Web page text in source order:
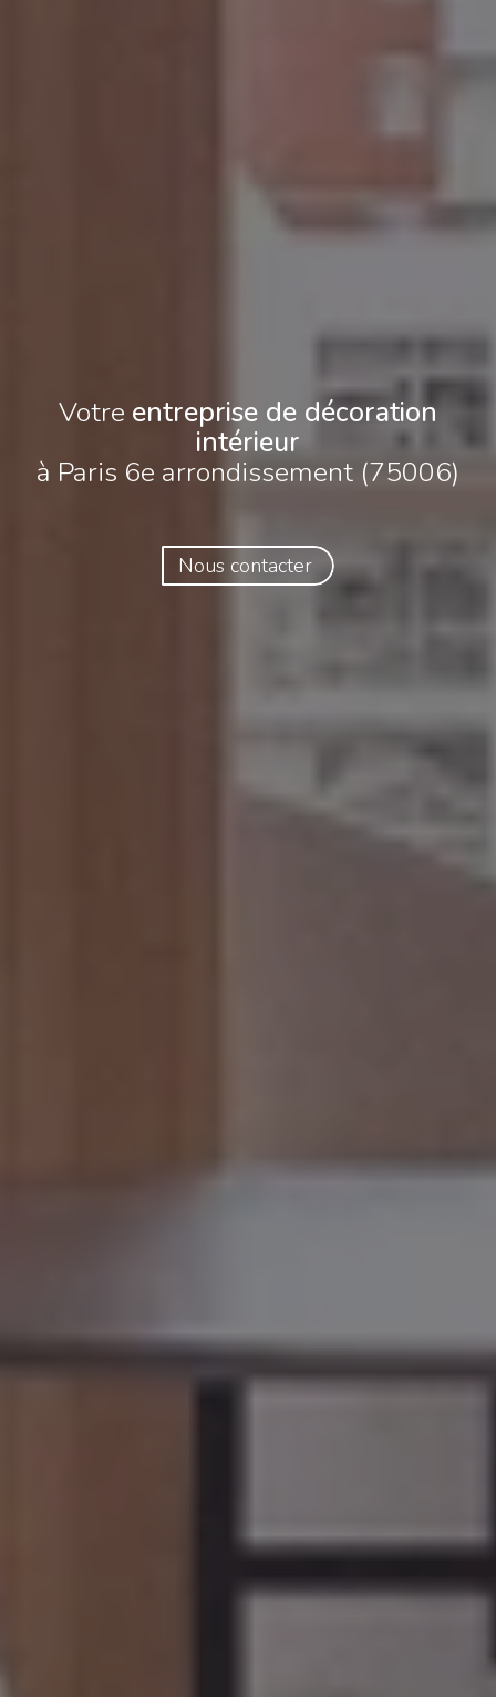
Votre entreprise de décoration
intérieur
à Paris 6e arrondissement (75006)
Nous contacter